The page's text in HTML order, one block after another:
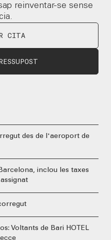
reinventar-se sense
CITA
des de l'aeroport de
inclou les taxes
Voltants de Bari HOTEL